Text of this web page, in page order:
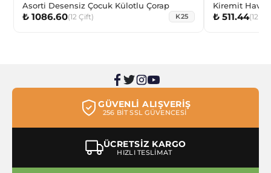
Asorti Desensiz Çocuk Külotlu Çorap
₺ 1086.60(12 Çift) K25
Kiremit Havlu
₺ 511.44(12
GÜVENLİ ALIŞVERİŞ
256 BİT SSL GÜVENCESİ
ÜCRETSİZ KARGO
HIZLI TESLİMAT